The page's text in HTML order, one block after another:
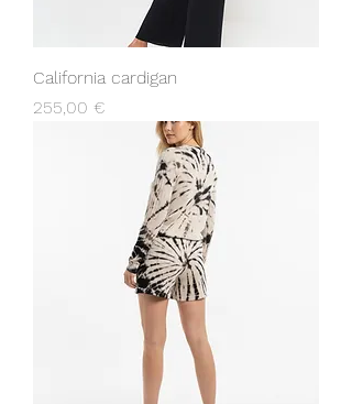
California cardigan
Prezzo
255,00 €